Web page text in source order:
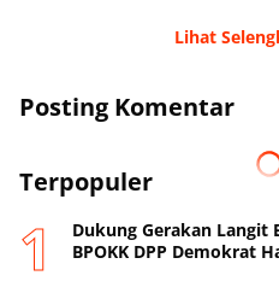
Lihat
Posting Komentar
Terpopuler
Dukung Gerakan Langit
BPOKK DPP Demokrat